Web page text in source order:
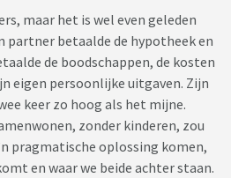
maar het is wel even geleden
partner betaalde de hypotheek en
de boodschappen, de kosten
eigen persoonlijke uitgaven. Zijn
keer zo hoog als het mijne.
zonder kinderen, zou
pragmatische oplossing komen,
en waar we beide achter staan.